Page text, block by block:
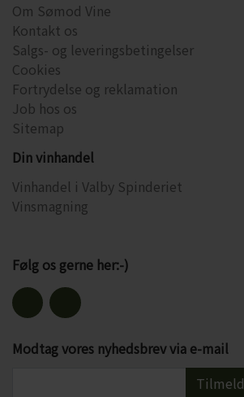
Om Sømod Vine
Kontakt os
Salgs- og leveringsbetingelser
Cookies
Fortrydelse og reklamation
Job hos os
Sitemap
Din vinhandel
Vinhandel i Valby Spinderiet
Vinsmagning
Følg os gerne her:-)
Modtag vores nyhedsbrev via e-mail
Tilmeld